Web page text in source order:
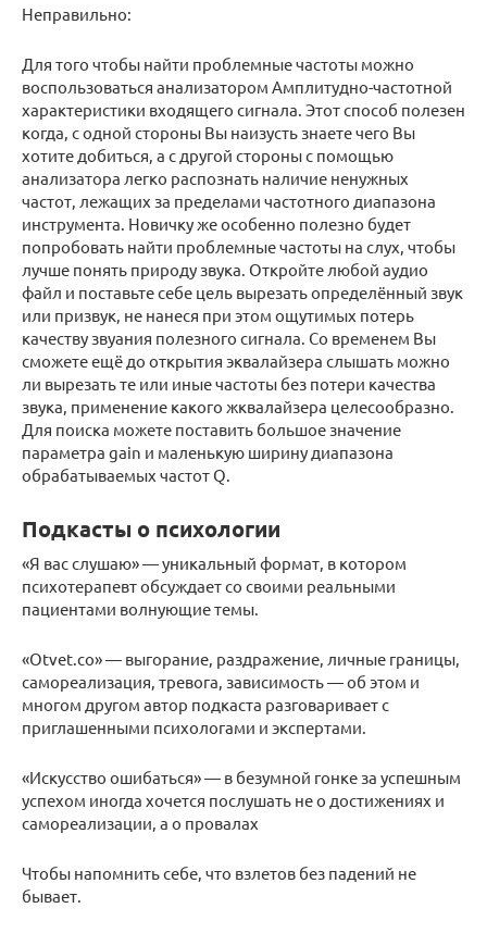
Неправильно:
Для того чтобы найти проблемные частоты можно
воспользоваться анализатором Амплитудно-частотной
характеристики входящего сигнала. Этот способ полезен
когда, с одной стороны Вы наизусть знаете чего Вы
хотите добиться, а с другой стороны с помощью
анализатора легко распознать наличие ненужных
частот, лежащих за пределами частотного диапазона
инструмента. Новичку же особенно полезно будет
попробовать найти проблемные частоты на слух, чтобы
лучше понять природу звука. Откройте любой аудио
файл и поставьте себе цель вырезать определённый звук
или призвук, не нанеся при этом ощутимых потерь
качеству звуания полезного сигнала. Со временем Вы
сможете ещё до открытия эквалайзера слышать можно
ли вырезать те или иные частоты без потери качества
звука, применение какого жквалайзера целесообразно.
Для поиска можете поставить большое значение
параметра gain и маленькую ширину диапазона
обрабатываемых частот Q.
Подкасты о психологии
«Я вас слушаю» — уникальный формат, в котором
психотерапевт обсуждает со своими реальными
пациентами волнующие темы.
«Otvet.co» — выгорание, раздражение, личные границы,
самореализация, тревога, зависимость — об этом и
многом другом автор подкаста разговаривает с
приглашенными психологами и экспертами.
«Ис­кус­ство оши­бать­ся» — в безумной гонке за успешным
успехом иногда хочется послушать не о достижениях и
самореализации, а о провалах
Чтобы напомнить себе, что взлетов без падений не
бывает.